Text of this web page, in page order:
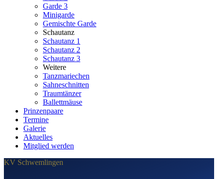
Garde 3
Minigarde
Gemischte Garde
Schautanz
Schautanz 1
Schautanz 2
Schautanz 3
Weitere
Tanzmariechen
Sahneschnitten
Traumtänzer
Ballettmäuse
Prinzenpaare
Termine
Galerie
Aktuelles
Mitglied werden
KV Schwemlingen